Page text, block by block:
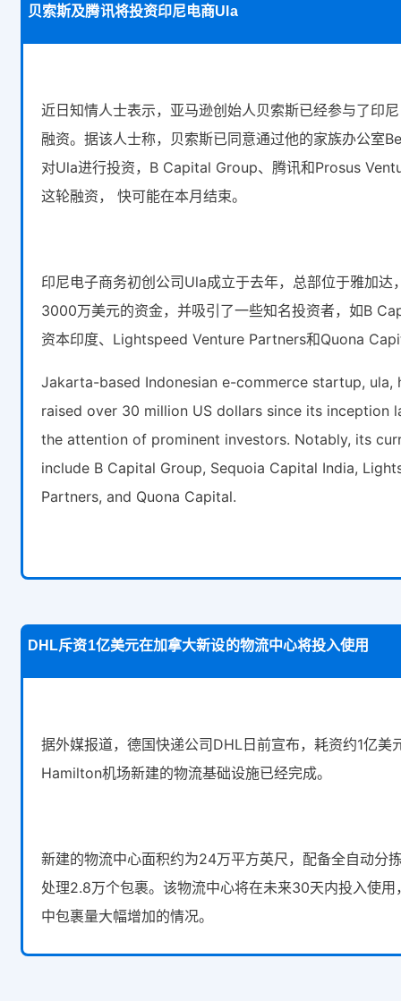
贝索斯及腾讯将投资印尼电商Ula
近日知情人士表示，亚马逊创始人贝索斯已经参与了印
融资。据该人士称，贝索斯已同意通过他的家族办公室
对Ula进行投资，B Capital Group、腾讯和Prosus
这轮融资， 快可能在本月结束。
印尼电子商务初创公司Ula成立于去年，总部位于雅加达
3000万美元的资金，并吸引了一些知名投资者，如B
资本印度、Lightspeed Venture Partners和Quona
Jakarta-based Indonesian e-commerce startup, ula,
raised over 30 million US dollars since its inception
the attention of prominent investors. Notably, its
include B Capital Group, Sequoia Capital India,
Partners, and Quona Capital.
DHL斥资1亿美元在加拿大新设的物流中心将投入使用
据外媒报道，德国快递公司DHL日前宣布，耗资约1亿美
Hamilton机场新建的物流基础设施已经完成。
新建的物流中心面积约为24万平方英尺，配备全自动分
处理2.8万个包裹。该物流中心将在未来30天内投入使用
中包裹量大幅增加的情况。